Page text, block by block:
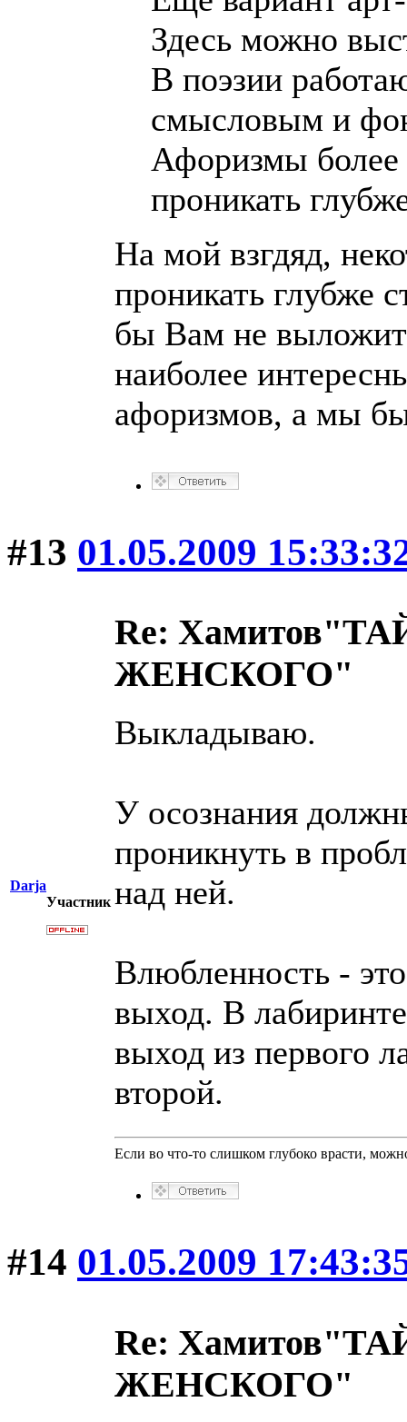
Здесь можно
В поэзии
смысловым и
Афоризмы более
проникать
На мой взгдяд,
проникать глубже
бы Вам не
наиболее
афоризмов, а мы
#13 01.05.2009
Darja
Участник
Re:
ЖЕНСКОГО"
Выкладываю.
У осознания
проникнуть в
над ней.
Влюбленность -
выход. В
выход из первого
второй.
Если во что-то слишком глубоко врасти,
#14 01.05.2009
Re:
ЖЕНСКОГО"